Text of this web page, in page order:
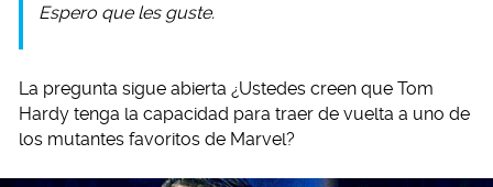
Espero que les guste.
La pregunta sigue abierta ¿Ustedes creen que Tom
Hardy tenga la capacidad para traer de vuelta a uno de
los mutantes favoritos de Marvel?